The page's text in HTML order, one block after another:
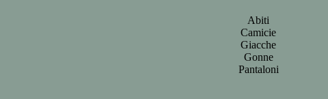
Abiti
Camicie
Giacche
Gonne
Pantaloni